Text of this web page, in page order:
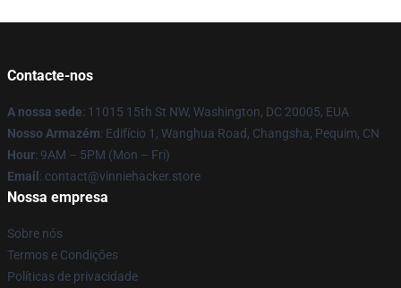
Contacte-nos
A nossa sede: 11015 15th St NW, Washington, DC 20005, EUA
Nosso Armazém: Edifício 1, Wanghua Road, Changsha, Pequim, CN
Hour: 9AM – 5PM (Mon – Fri)
Email : contact@vinniehacker.store
Nossa empresa
Sobre nós
Termos e Condições
Políticas de privacidade